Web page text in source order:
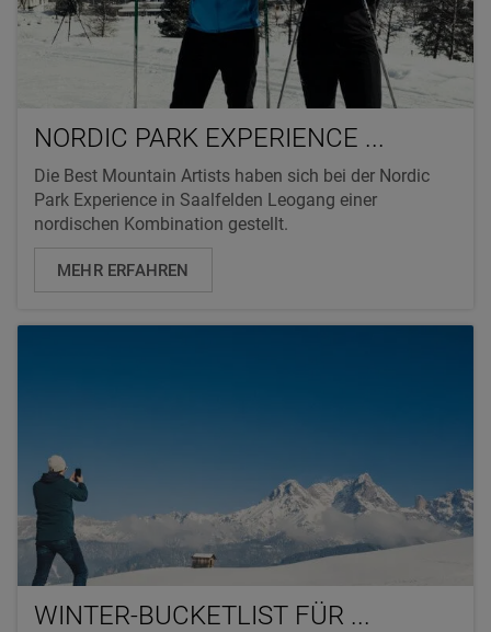
NORDIC PARK EXPERIENCE ...
Die Best Mountain Artists haben sich bei der Nordic
Park Experience in Saalfelden Leogang einer
nordischen Kombination gestellt.
MEHR ERFAHREN
WINTER-BUCKETLIST FÜR ...